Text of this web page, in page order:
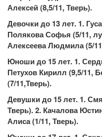
Алексей (8,5/11, Тверь).
Девочки до 13 лет. 1.
Полякова Софья (5/11,
Алексеева Людмила (5/
Юноши до 15 лет. 1.
Петухов Кирилл (9,5/11,
(7/11,Тверь).
Девушки до 15 лет. 1.
Тверь). 2. Качалова
Алиса (1/11, Тверь).